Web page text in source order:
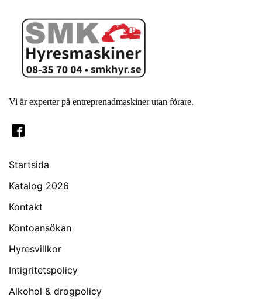
Vi är experter på entreprenadmaskiner utan förare.
Startsida
Katalog 2026
Kontakt
Kontoansökan
Hyresvillkor
Intigritetspolicy
Alkohol & drogpolicy